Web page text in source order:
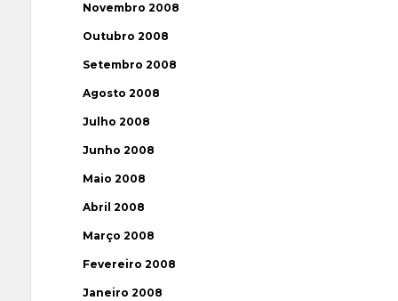
Novembro 2008
Outubro 2008
Setembro 2008
Agosto 2008
Julho 2008
Junho 2008
Maio 2008
Abril 2008
Março 2008
Fevereiro 2008
Janeiro 2008